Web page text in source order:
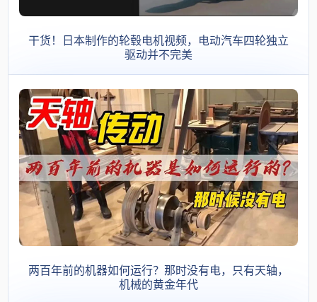
干货！日本制作的轮毂电机视频，电动汽车四轮独立
驱动并不完美
两百年前的机器如何运行？那时没有电，只有天轴，
机械的黄金年代